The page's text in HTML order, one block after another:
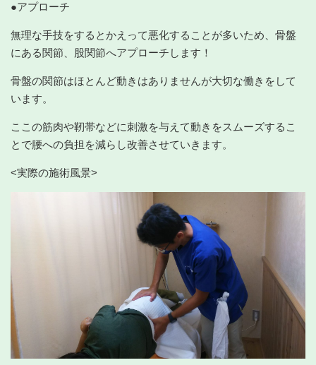
●アプローチ
無理な手技をするとかえって悪化することが多いため、骨盤
にある関節、股関節へアプローチします！
骨盤の関節はほとんど動きはありませんが大切な働きをして
います。
ここの筋肉や靭帯などに刺激を与えて動きをスムーズするこ
とで腰への負担を減らし改善させていきます。
<実際の施術風景>